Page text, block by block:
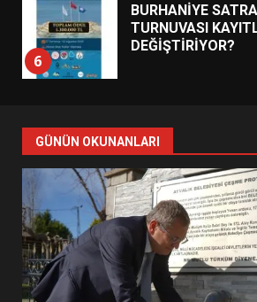
6
BURHANİYE
TURNUVASI
DEĞİŞTİRİYOR?
7
YENİ YÖNETİM
ŞEKİLLENDİ?
1
AYVALIK SU
HAREKETE
BULUŞMADA
GÜNÜN OKUNANLARI